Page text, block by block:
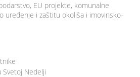
EU projekte, komunalne
uređenje i zaštitu okoliša i imovinsko-
Svetoj Nedelji